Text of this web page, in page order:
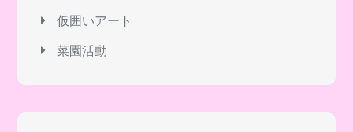
仮囲いアート
菜園活動